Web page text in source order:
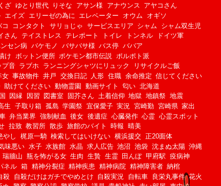
ざ ゆとり世代 りそな アサン様 アナウンス アヤコさん
エイズ エリーゼの為に エレベーター オウム
オギソ
コ コンタクト サリョじゃ サービスエリア シャム
シャム双生児
さん テイストレス テレポート トイレ トンネル
ドイツ軍
セン病 バケモノ バサバサ様 バス停 ババア
け ボットン便所 ポケモン都市伝説
ポルポト派
プ音 ラブホ ランニングシャツにリュック
リサイクルご飯
女 事故物件 井戸 交換日記 人形 住職 余命推定 信じてください
助けてください 動物霊園 動画サイト 匂い 北海道
因縁 因習 図書室 固芥さん 土着信仰 地獄 地鎮祭 地震
生 子取り箱 孤島 学園祭 宜保愛子 実況 宮崎勤 宮崎県 家出
弁当業界 強制献血 後女 後遺症 心臓発作 心霊 心霊スポット
拉致 教習所 散歩 旅館のバイト 時報 晴美
やし 梶原一騎 検索してはいけない 横浜援交 正20面体
味悪い 水子 水族館 水晶 求人広告 池沼 池袋 沈まぬ太陽 沖縄
瑞牆山 瓶を怖がる女 生肉 生贄 生霊 田んぼ 甲府駅 疫病神
ネル 箱 精神分裂症 精神疾患 精神病院 精神障害者 納棺
殺 自殺だけはガチでやめとけ 自殺実況 自転車 良栄丸事件 花火